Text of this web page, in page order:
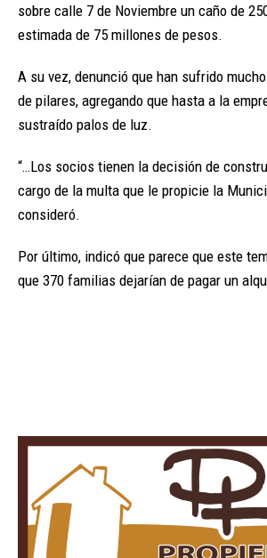
sobre calle 7 de Noviembre un caño de
estimada de 75 millones de pesos.
A su vez, denunció que han sufrido
de pilares, agregando que hasta a la
sustraído palos de luz.
“…Los socios tienen la decisión de
cargo de la multa que le propicie la
consideró.
Por último, indicó que parece que este
que 370 familias dejarían de pagar un